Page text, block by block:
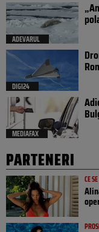
ADEVARUL
DIGI24
MEDIAFAX
PARTENERI
CE